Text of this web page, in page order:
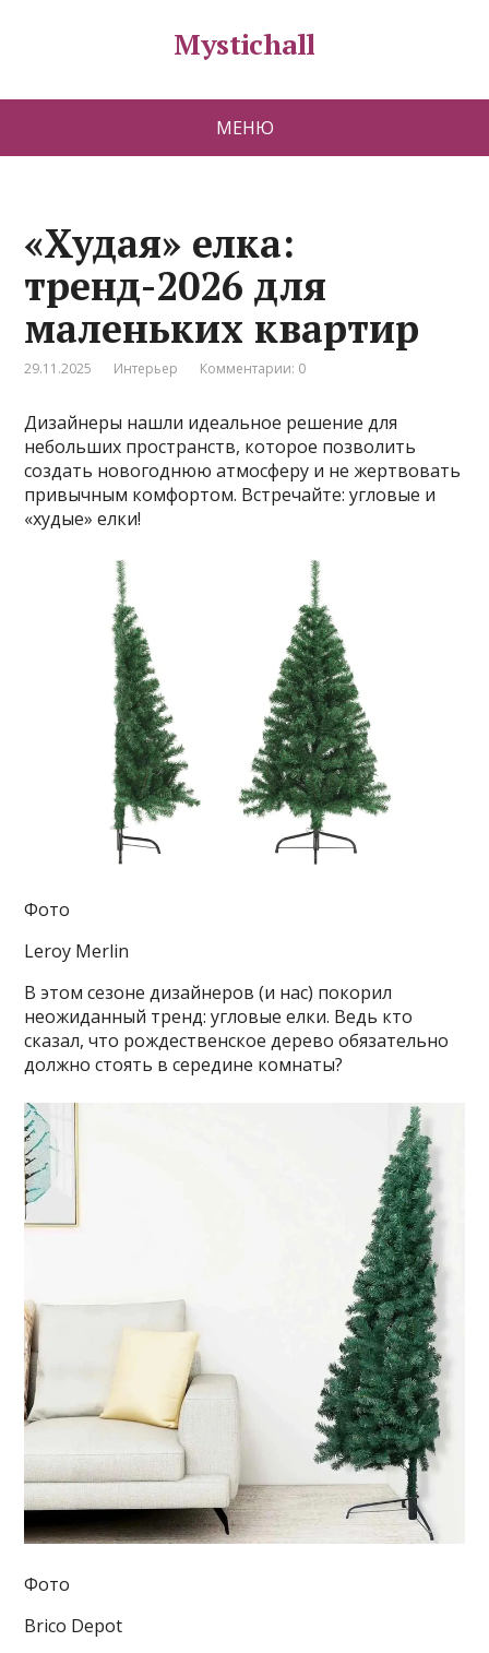
Mystichall
МЕНЮ
«Худая» елка:
тренд-2026 для
маленьких квартир
29.11.2025 Интерьер Комментарии: 0
Дизайнеры нашли идеальное решение для
небольших пространств, которое позволить
создать новогоднюю атмосферу и не жертвовать
привычным комфортом. Встречайте: угловые и
«худые» елки!
Фото
Leroy Merlin
В этом сезоне дизайнеров (и нас) покорил
неожиданный тренд: угловые елки. Ведь кто
сказал, что рождественское дерево обязательно
должно стоять в середине комнаты?
Фото
Brico Depot